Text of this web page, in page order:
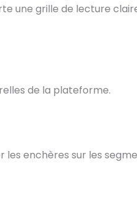
une grille de lecture
de la plateforme.
enchères sur les